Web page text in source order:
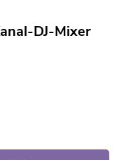
DJ-Mixer